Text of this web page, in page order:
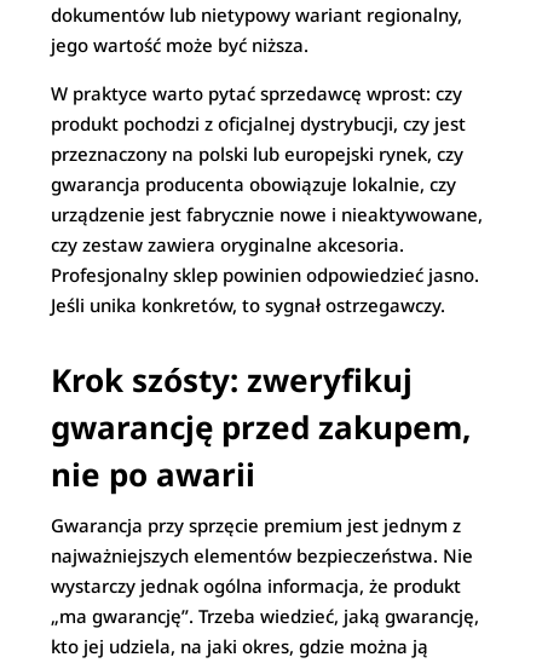
dokumentów lub nietypowy wariant regionalny,
jego wartość może być niższa.
W praktyce warto pytać sprzedawcę wprost: czy
produkt pochodzi z oficjalnej dystrybucji, czy jest
przeznaczony na polski lub europejski rynek, czy
gwarancja producenta obowiązuje lokalnie, czy
urządzenie jest fabrycznie nowe i nieaktywowane,
czy zestaw zawiera oryginalne akcesoria.
Profesjonalny sklep powinien odpowiedzieć jasno.
Jeśli unika konkretów, to sygnał ostrzegawczy.
Krok szósty: zweryfikuj
gwarancję przed zakupem,
nie po awarii
Gwarancja przy sprzęcie premium jest jednym z
najważniejszych elementów bezpieczeństwa. Nie
wystarczy jednak ogólna informacja, że produkt
„ma gwarancję”. Trzeba wiedzieć, jaką gwarancję,
kto jej udziela, na jaki okres, gdzie można ją